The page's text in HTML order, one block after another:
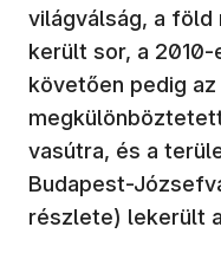
világválság, a föld
került sor, a
követően pedig
vasútra, és a
Budapest-
részlete) lekerült